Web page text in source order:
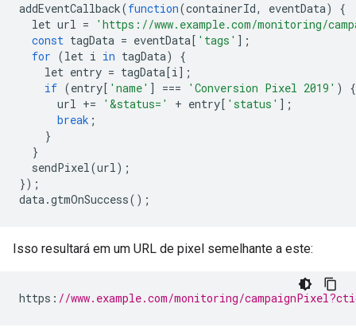
addEventCallback(function(containerId, eventData)
{
let url =
'https://www.example.com/monitoring/
const tagData = eventData [ 'tags' ];
for (let i in tagData)
{
let entry = tagData [i];
if (entry [ 'name' ] === 'Conversion Pixel 2019' )
{
url += '&status=' + entry [ 'status' ];
break ;
}
}
sendPixel(url);
});
data.gtmOnSuccess();
Isso resultará em um URL de pixel semelhante a este:
https : //www.example.com/monitoring/